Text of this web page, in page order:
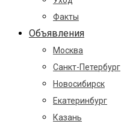
Факты
Объявления
Москва
Санкт-Петербург
Новосибирск
Екатеринбург
Казань